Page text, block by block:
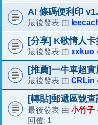
AI 條碼便利印
最後發表 由
[分享] K歌情人卡
最後發表 由 xxkuo
[推薦]一牛車超
最後發表 由 CRLin
[轉貼]郵遞區號查
最後發表 由 小竹子
回覆: 1